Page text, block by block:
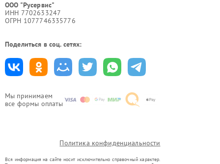
Мы принимаем
все формы оплаты
ООО "Русервис"
ИНН 7702633247
ОГРН 1077746335776
Поделиться в соц. сетях:
Политика конфиденциальности
Вся информация на сайте носит исключительно справочный характер.